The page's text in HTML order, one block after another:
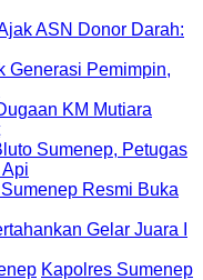
ASN Donor Darah:
Generasi Pemimpin,
KM Mutiara
Sumenep, Petugas
Resmi Buka
Gelar Juara I
Kapolres Sumenep